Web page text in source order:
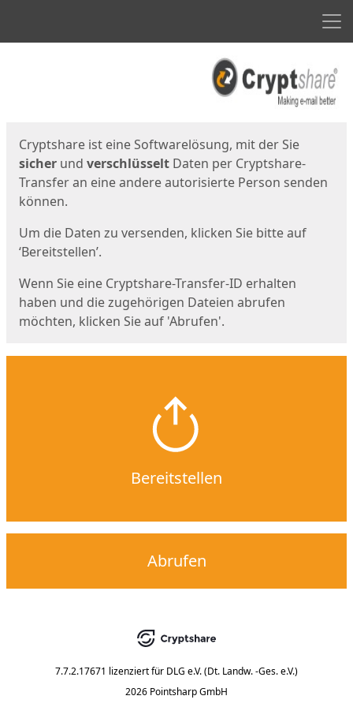
Cryptshare ist eine Softwarelösung, mit der Sie
sicher und verschlüsselt Daten per Cryptshare-
Transfer an eine andere autorisierte Person senden
können.
Um die Daten zu versenden, klicken Sie bitte auf
‘Bereitstellen’.
Wenn Sie eine Cryptshare-Transfer-ID erhalten
haben und die zugehörigen Dateien abrufen
möchten, klicken Sie auf 'Abrufen'.
Bereitstellen
Abrufen
7.7.2.17671 lizenziert für DLG e.V. (Dt. Landw. -Ges. e.V.)
2026 Pointsharp GmbH